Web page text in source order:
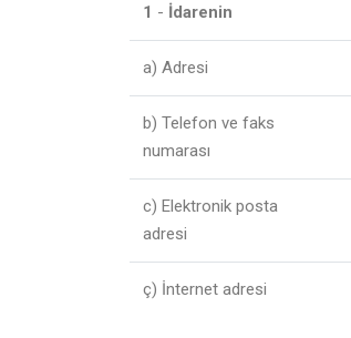
1 - İdarenin
a) Adresi
b) Telefon ve faks
numarası
c) Elektronik posta
adresi
ç) İnternet adresi